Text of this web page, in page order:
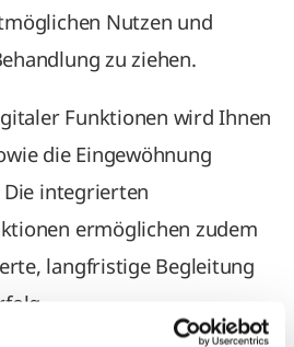
Nutzen und
zu ziehen.
Funktionen wird Ihnen
die Eingewöhnung
integrierten
ermöglichen zudem
langfristige Begleitung